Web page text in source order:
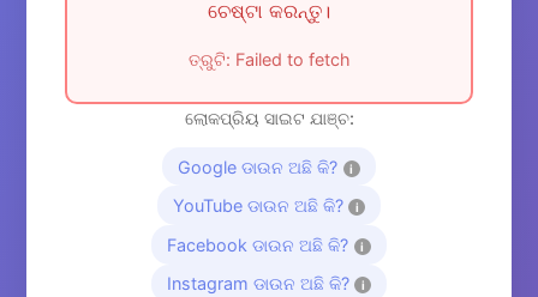
ଚେଷ୍ଟା କରନ୍ତୁ।
ତ୍ରୁଟି: Failed to fetch
ଲୋକପ୍ରିୟ ସାଇଟ ଯାଞ୍ଚ:
Google ଡାଉନ ଅଛି କି? i
YouTube ଡାଉନ ଅଛି କି? i
Facebook ଡାଉନ ଅଛି କି? i
Instagram ଡାଉନ ଅଛି କି? i